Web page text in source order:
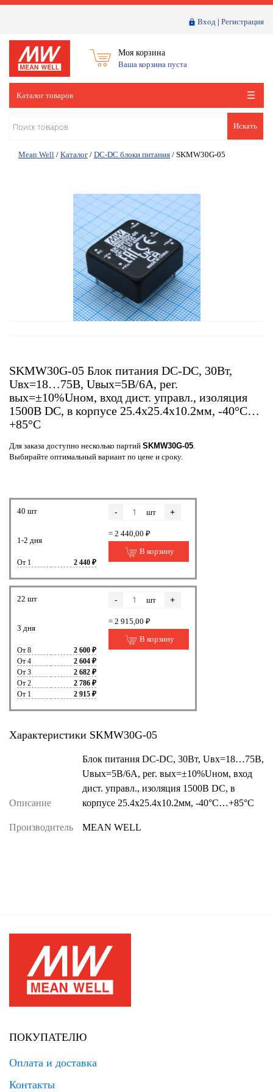
Вход | Регистрация
Моя корзина
Ваша корзина пуста
Каталог товаров
Искать
Mean Well / Каталог / DC-DC блоки питания / SKMW30G-05
SKMW30G-05 Блок питания DC-DC, 30Вт,
Uвх=18…75B, Uвых=5В/6А, рег.
вых=±10%Uном, вход дист. управл., изоляция
1500В DC, в корпусе 25.4х25.4х10.2мм, -40°С…
+85°С
Для заказа доступно несколько партий SKMW30G-05
Выбирайте оптимальный вариант по цене и сроку.
40 шт
1-2 дня
От 1 2 440 ₽
- шт +
= 2 440,00 ₽
В корзину
22 шт
3 дня
От 8
2 600 ₽
От 4
2 604 ₽
От 3
2 682 ₽
От 2
2 786 ₽
От 1
2 915 ₽
- шт +
= 2 915,00 ₽
В корзину
Характеристики SKMW30G-05
Описание
Блок питания DC-DC, 30Вт, Uвх=18…75B,
Uвых=5В/6А, рег. вых=±10%Uном, вход
дист. управл., изоляция 1500В DC, в
корпусе 25.4х25.4х10.2мм, -40°С…+85°С
Производитель MEAN WELL
ПОКУПАТЕЛЮ
Оплата и доставка
Контакты